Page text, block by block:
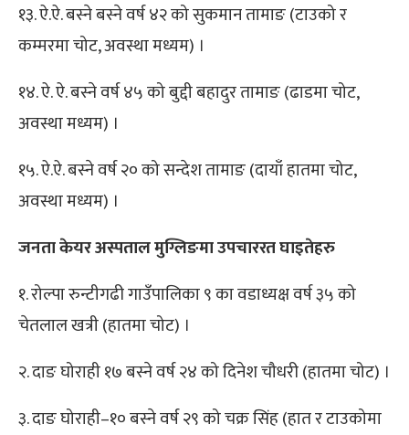
१३. ऐ.ऐ. बस्ने बस्ने वर्ष ४२ को सुकमान तामाङ (टाउको र
कम्मरमा चोट, अवस्था मध्यम) ।
१४. ऐ. ऐ. बस्ने वर्ष ४५ को बुद्दी बहादुर तामाङ (ढाडमा चोट,
अवस्था मध्यम) ।
१५. ऐ.ऐ. बस्ने वर्ष २० को सन्देश तामाङ (दायाँ हातमा चोट,
अवस्था मध्यम) ।
जनता केयर अस्पताल मुग्लिङमा उपचाररत घाइतेहरु
१. रोल्पा रुन्टीगढी गाउँपालिका ९ का वडाध्यक्ष वर्ष ३५ को
चेतलाल खत्री (हातमा चोट) ।
२. दाङ घोराही १७ बस्ने वर्ष २४ को दिनेश चौधरी (हातमा चोट) ।
३. दाङ घोराही–१० बस्ने वर्ष २९ को चक्र सिंह (हात र टाउकोमा